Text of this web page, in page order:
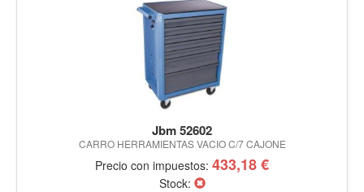
Jbm 52602
CARRO HERRAMIENTAS VACIO C/7 CAJONE
Precio con impuestos: 433,18 €
Stock: